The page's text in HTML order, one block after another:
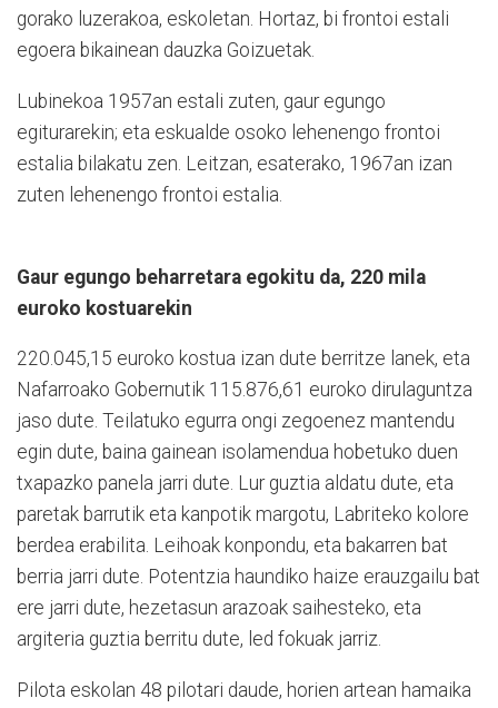
gorako luzerakoa, eskoletan. Hortaz, bi frontoi estali
egoera bikainean dauzka Goizuetak.
Lubinekoa 1957an estali zuten, gaur egungo
egiturarekin; eta eskualde osoko lehenengo frontoi
estalia bilakatu zen. Leitzan, esaterako, 1967an izan
zuten lehenengo frontoi estalia.
Gaur egungo beharretara egokitu da, 220 mila
euroko kostuarekin
220.045,15 euroko kostua izan dute berritze lanek, eta
Nafarroako Gobernutik 115.876,61 euroko dirulaguntza
jaso dute. Teilatuko egurra ongi zegoenez mantendu
egin dute, baina gainean isolamendua hobetuko duen
txapazko panela jarri dute. Lur guztia aldatu dute, eta
paretak barrutik eta kanpotik margotu, Labriteko kolore
berdea erabilita. Leihoak konpondu, eta bakarren bat
berria jarri dute. Potentzia haundiko haize erauzgailu bat
ere jarri dute, hezetasun arazoak saihesteko, eta
argiteria guztia berritu dute, led fokuak jarriz.
Pilota eskolan 48 pilotari daude, horien artean hamaika